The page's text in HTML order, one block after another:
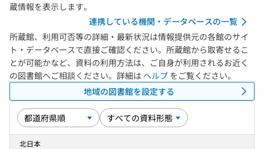
蔵情報を表示します。
連携している機関・データベースの一覧
所蔵館、利用可否等の詳細・最新状況は情報提供元の各館のサイ
ト・データベースで直接ご確認ください。所蔵館から取寄せるこ
とが可能かなど、資料の利用方法は、ご自身が利用されるお近く
の図書館へご相談ください。詳細は ヘルプ をご覧ください。
地域の図書館を設定する
北日本